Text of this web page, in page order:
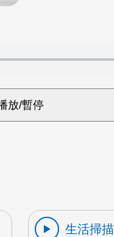
生活掃描